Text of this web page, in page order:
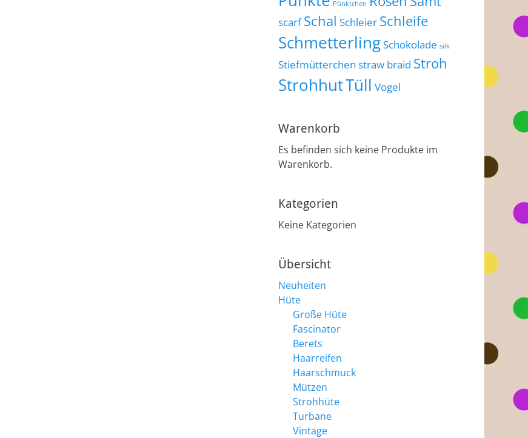
Pünktchen
scarf Schal Schleier Schleife
SchmetterlingSchokolade silk
Stiefmütterchen straw braid Stroh
StrohhutTüll Vogel
Warenkorb
Es befinden sich keine Produkte im
Warenkorb.
Kategorien
Keine Kategorien
Übersicht
Neuheiten
Hüte
Große Hüte
Fascinator
Berets
Haarreifen
Haarschmuck
Mützen
Strohhüte
Turbane
Vintage